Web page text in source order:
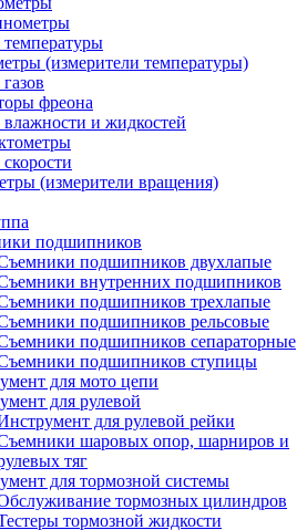
(измерители температуры)
фреона
и жидкостей
(измерители вращения)
подшипников
подшипников двухлапые
внутренних подшипников
подшипников трехлапые
подшипников рельсовые
подшипников сепараторные
подшипников ступицы
для мото цепи
для рулевой
для рулевой рейки
шаровых опор, шарниров и
тяг
для тормозной системы
тормозных цилиндров
тормозной жидкости